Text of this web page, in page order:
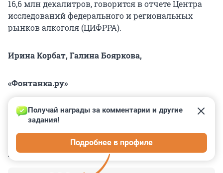
16,6 млн декалитров, говорится в отчете Центра
исследований федерального и региональных
рынков алкоголя (ЦИФРРА).
Ирина Корбат, Галина Бояркова,
«Фонтанка.ру»
КОММЕНТАРИИ 22
Получай награды за комментарии и другие
задания!
Подробнее в профиле